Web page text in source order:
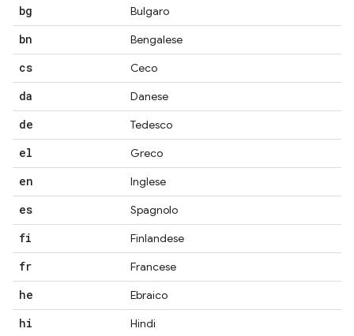
bg Bulgaro
bn Bengalese
cs Ceco
da Danese
de Tedesco
el Greco
en Inglese
es Spagnolo
fi Finlandese
fr Francese
he Ebraico
hi Hindi